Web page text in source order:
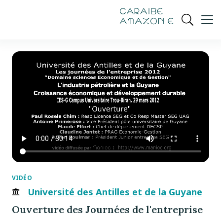
Ouvrir
VIDÉO
Université des Antilles et de la Guyane
Ouverture des Journées de l'entreprise